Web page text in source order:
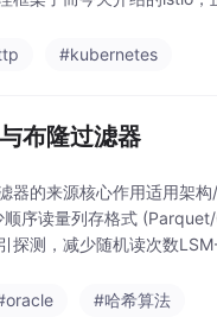
#kubernetes
布隆过滤器
器的来源核心作用适用架
序读量列存格式
探测，减少随机读次数
#哈希算法